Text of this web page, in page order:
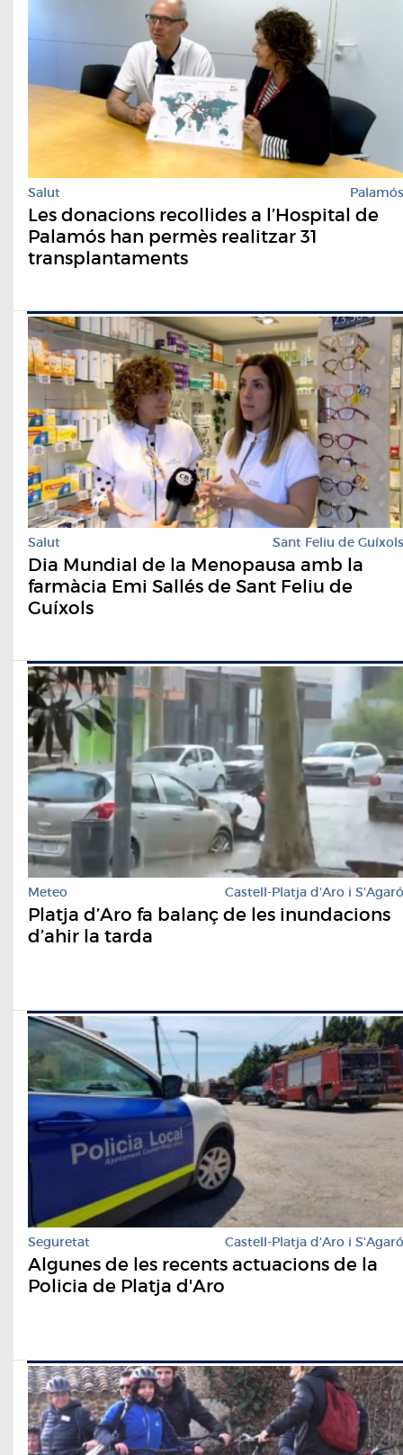
Salut Palamós
Les donacions recollides a l’Hospital de
Palamós han permès realitzar 31
transplantaments
Salut Sant Feliu de Guíxols
Dia Mundial de la Menopausa amb la
farmàcia Emi Sallés de Sant Feliu de
Guíxols
Meteo Castell-Platja d'Aro i S'Agaró
Platja d’Aro fa balanç de les inundacions
d’ahir la tarda
Seguretat Castell-Platja d'Aro i S'Agaró
Algunes de les recents actuacions de la
Policia de Platja d'Aro